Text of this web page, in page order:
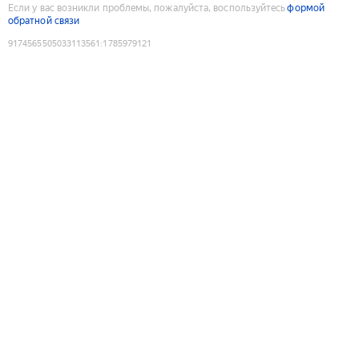
Если у вас возникли проблемы, пожалуйста, воспользуйтесьформой
обратной связи
9174565505033113561 :1785979121